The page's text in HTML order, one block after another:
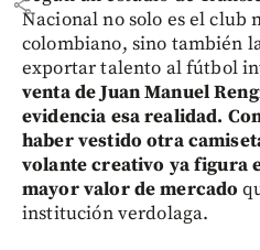
Nacional no solo es el club
colombiano, sino también
exportar talento al fútbol
venta de Juan Manuel
evidencia esa realidad.
haber vestido otra
volante creativo ya figura
mayor valor de mercado
institución verdolaga.